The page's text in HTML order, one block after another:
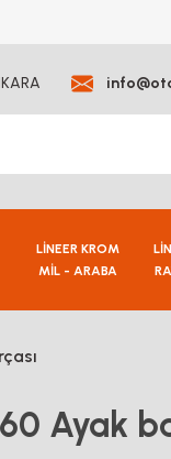
LİNEER KROM
MİL - ARABA
Ayak